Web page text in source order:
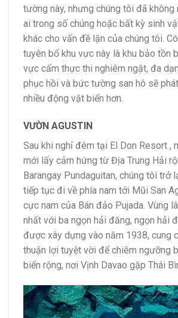
tường này, nhưng chúng tôi đã không
ai trong số chúng hoặc bất kỳ sinh
khác cho vấn đề lặn của chúng tôi.
tuyên bố khu vực này là khu bảo tồn
vực cấm thực thi nghiêm ngặt, đa
phục hồi và bức tường san hô sẽ
nhiều động vật biển hơn.
VƯỜN AGUSTIN
Sau khi nghỉ đêm tại El Don Resort ,
mới lấy cảm hứng từ Địa Trung Hải
Barangay Pundaguitan, chúng tôi trở
tiếp tục đi về phía nam tới Mũi San
cực nam của Bán đảo Pujada. Vùng
nhất với ba ngọn hải đăng, ngọn hải
được xây dựng vào năm 1938, cung
thuận lợi tuyệt vời để chiêm ngưỡng
biển rộng, nơi Vịnh Davao gặp Thái